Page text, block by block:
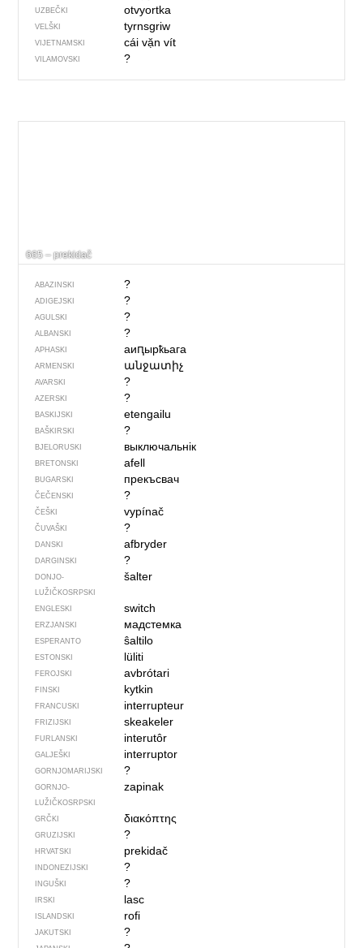
UZBEČKI otvyortka
VELŠKI tyrnsgriw
VIJETNAMSKI cái vặn vít
VILAMOVSKI ?
665 – prekidač
ABAZINSKI ?
ADIGEJSKI ?
AGULSKI ?
ALBANSKI ?
APHASKI аиԥырҟьага
ARMENSKI անջատիչ
AVARSKI ?
AZERSKI ?
BASKIJSKI etengailu
BAŠKIRSKI ?
BJELORUSKI выключальнік
BRETONSKI afell
BUGARSKI прекъсвач
ČEČENSKI ?
ČEŠKI vypínač
ČUVAŠKI ?
DANSKI afbryder
DARGINSKI ?
DONJO­
LUŽIČKOSRPSKI
šalter
ENGLESKI switch
ERZJANSKI мадстемка
ESPERANTO ŝaltilo
ESTONSKI lüliti
FEROJSKI avbrótari
FINSKI kytkin
FRANCUSKI interrupteur
FRIZIJSKI skeakeler
FURLANSKI interutôr
GALJEŠKI interruptor
GORNJOMARIJSKI ?
GORNJO­
LUŽIČKOSRPSKI
zapinak
GRČKI διακόπτης
GRUZIJSKI ?
HRVATSKI prekidač
INDONEZIJSKI ?
INGUŠKI ?
IRSKI lasc
ISLANDSKI rofi
JAKUTSKI ?